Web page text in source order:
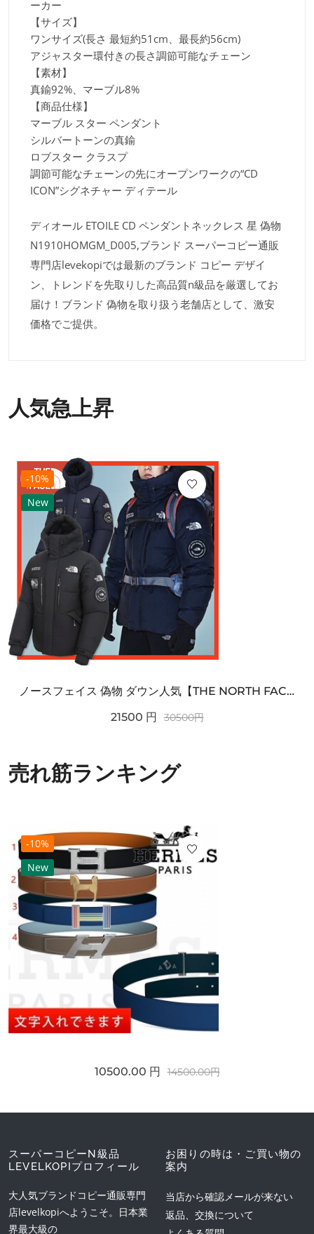
ーカー
【サイズ】
ワンサイズ(長さ 最短約51cm、最長約56cm)
アジャスター環付きの長さ調節可能なチェーン
【素材】
真鍮92%、マーブル8%
【商品仕様】
マーブル スター ペンダント
シルバートーンの真鍮
ロブスター クラスプ
調節可能なチェーンの先にオープンワークの“CD
ICON”シグネチャー ディテール
ディオール ETOILE CD ペンダントネックレス 星 偽物
N1910HOMGM_D005,ブランド スーパーコピー通販
専門店levekopiでは最新のブランド コピー デザイ
ン、トレンドを先取りした高品質n級品を厳選してお
届け！ブランド 偽物を取り扱う老舗店として、激安
価格でご提供。
人気急上昇
-10%
New
ノースフェイス 偽物 ダウン人気【THE NORTH FACE】M'S 7 SUMMIT HIM...
21500 円 30500円
売れ筋ランキング
-10%
New
10500.00 円 14500.00円
スーパーコピーN級品
LEVELKOPIプロフィール
大人気ブランドコピー通販専門
店levelkopiへようこそ。日本業
界最大級の
お困りの時は・ご買い物の
案内
当店から確認メールが来ない
返品、交換について